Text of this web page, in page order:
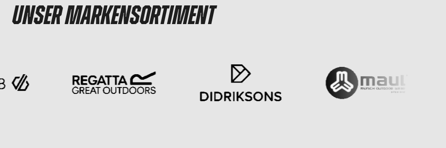
UNSER MARKENSORTIMENT